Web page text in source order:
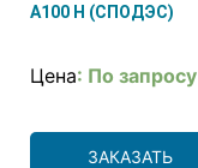
А100 H (СПОДЭС)
Цена: По запросу
ЗАКАЗАТЬ